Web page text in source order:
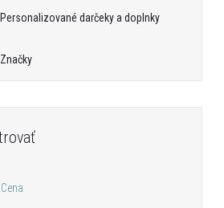
Personalizované darčeky a doplnky
Značky
Cena